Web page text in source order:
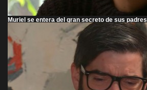
Muriel se entera del gran secreto de sus padres